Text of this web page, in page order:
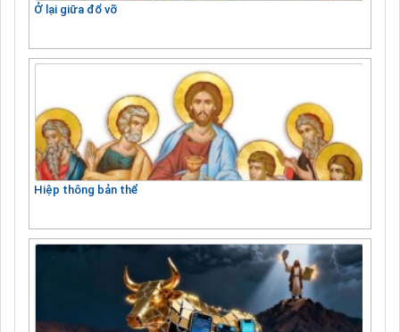
Ở lại giữa đổ vỡ
Hiệp thông bản thể